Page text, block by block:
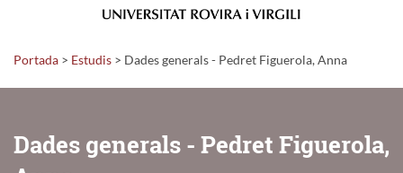
Portada > Estudis > Dades generals - Pedret Figuerola, Anna
Dades generals - Pedret Figuerola,